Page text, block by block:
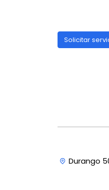
Solicitar
Durango